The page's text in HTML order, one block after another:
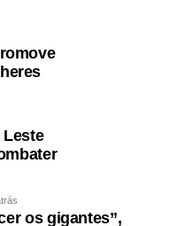
Leste
os gigantes”,